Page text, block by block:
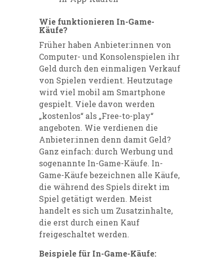
Wie funktionieren In-Game-
Käufe?
Früher haben Anbieter:innen von
Computer- und Konsolenspielen ihr
Geld durch den einmaligen Verkauf
von Spielen verdient. Heutzutage
wird viel mobil am Smartphone
gespielt. Viele davon werden
„kostenlos“ als „Free-to-play“
angeboten. Wie verdienen die
Anbieter:innen denn damit Geld?
Ganz einfach: durch Werbung und
sogenannte In-Game-Käufe. In-
Game-Käufe bezeichnen alle Käufe,
die während des Spiels direkt im
Spiel getätigt werden. Meist
handelt es sich um Zusatzinhalte,
die erst durch einen Kauf
freigeschaltet werden.
Beispiele für In-Game-Käufe: